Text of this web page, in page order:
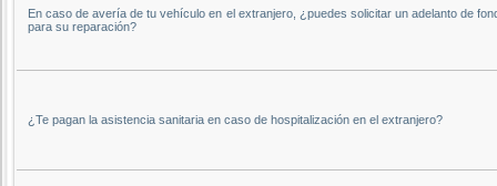
En caso de avería de tu vehículo en el extranjero, ¿puedes solicitar un adelanto de
para su reparación?
¿Te pagan la asistencia sanitaria en caso de hospitalización en el extranjero?